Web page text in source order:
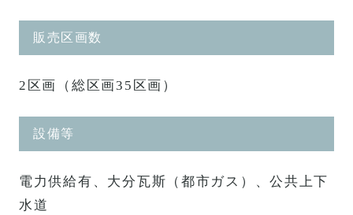
販売区画数
2区画（総区画35区画）
設備等
電力供給有、大分瓦斯（都市ガス）、公共上下
水道